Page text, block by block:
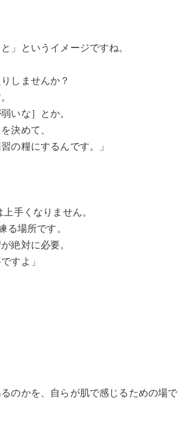
」というイメージですね。
しませんか？
いな］とか。
決めて、
の糧にするんです。」
手くなりません。
る場所です。
絶対に必要。
すよ」
のかを、自らが肌で感じるための場で